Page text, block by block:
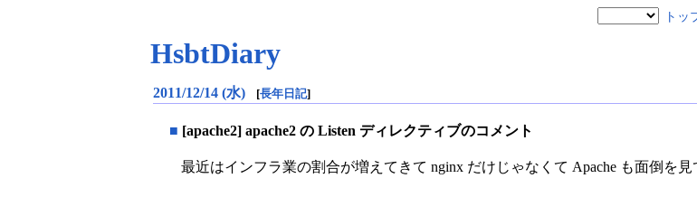
トッ
HsbtDiary
2011/12/14 (水) [長年日記]
■ [apache2] apache2 の Listen ディレクティブのコメント
最近はインフラ業の割合が増えてきて nginx だけじゃなくて Apache も面倒を見